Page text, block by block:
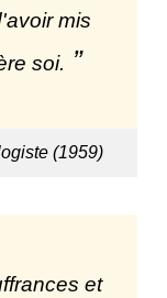
mis
soi.
(1959)
et